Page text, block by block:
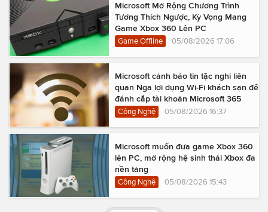
Microsoft Mở Rộng Chương Trình
Tương Thích Ngược, Kỳ Vọng Mang
Game Xbox 360 Lên PC
Game Offline 05/08/2026 17:06
Microsoft cảnh báo tin tặc nghi liên
quan Nga lợi dụng Wi-Fi khách sạn để
đánh cắp tài khoản Microsoft 365
Công Nghệ 05/08/2026 16:37
Microsoft muốn đưa game Xbox 360
lên PC, mở rộng hệ sinh thái Xbox đa
nền tảng
Công Nghệ 05/08/2026 15:43